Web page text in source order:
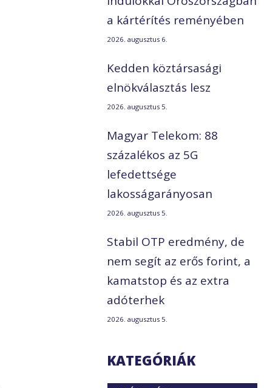
a kártérítés reményében
2026. augusztus 6.
Kedden köztársasági
elnökválasztás lesz
2026. augusztus 5.
Magyar Telekom: 88
százalékos az 5G
lefedettsége
lakosságarányosan
2026. augusztus 5.
Stabil OTP eredmény, de
nem segít az erős forint, a
kamatstop és az extra
adóterhek
2026. augusztus 5.
KATEGÓRIÁK